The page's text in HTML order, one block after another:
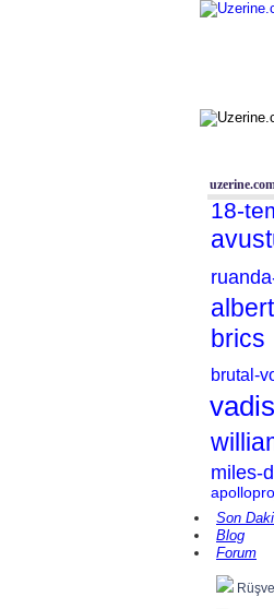
18-
brics
brutal-
miles-
Son
Blog
Forum